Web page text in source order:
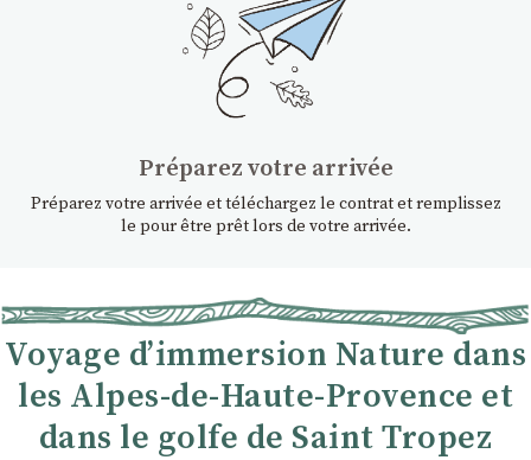
Préparez votre arrivée
Préparez votre arrivée et téléchargez le contrat et remplissez
le pour être prêt lors de votre arrivée.
Voyage d’immersion Nature dans
les Alpes-de-Haute-Provence et
dans le golfe de Saint Tropez